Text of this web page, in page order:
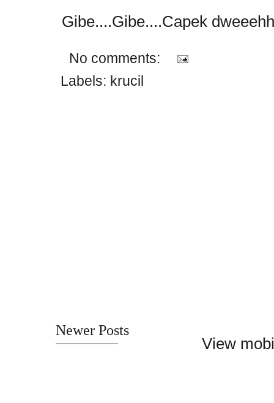
Gibe....Gibe....Capek
No comments:
Labels: krucil
Newer Posts
View